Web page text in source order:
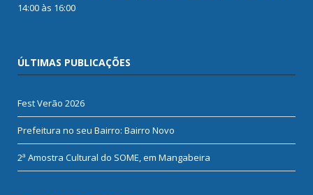
14:00 às 16:00
ÚLTIMAS PUBLICAÇÕES
Fest Verão 2026
Prefeitura no seu Bairro: Bairro Novo
2ª Amostra Cultural do SOME, em Mangabeira